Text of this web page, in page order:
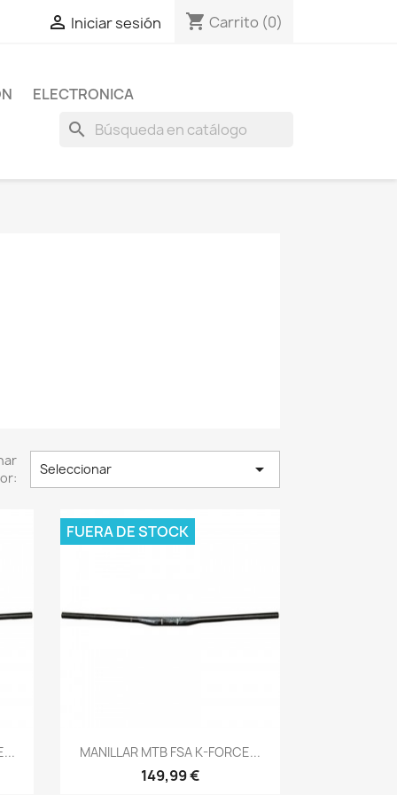
 Iniciar sesión shopping_cart Carrito (0)
ELECTRONICA
search
Seleccionar 
Vista rápida
MANILLAR MTB FSA K-FORCE...
149,99 €
FUERA DE STOCK